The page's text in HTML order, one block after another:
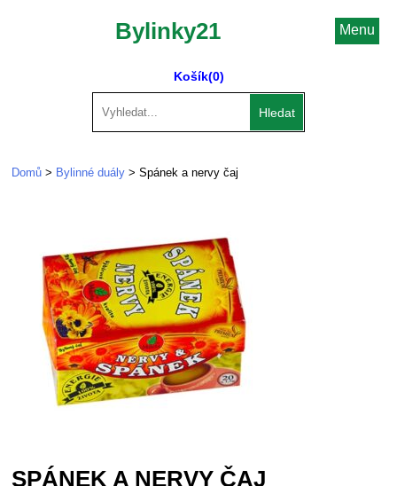
Menu
Bylinky21
Košík(0)
Hledat
Domů > Bylinné duály > Spánek a nervy čaj
SPÁNEK A NERVY ČAJ